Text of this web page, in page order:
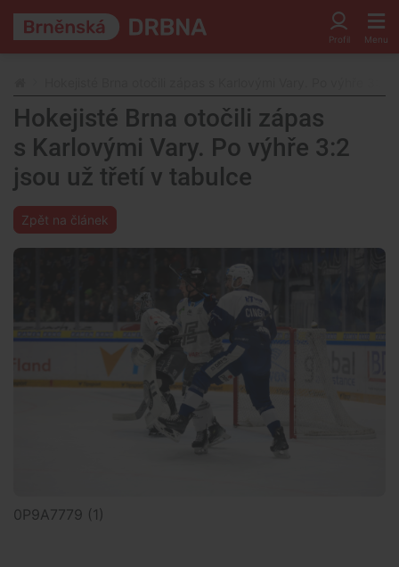
Hokejisté Brna otočili zápas
s Karlovými Vary. Po výhře 3:2
jsou už třetí v tabulce
Zpět na článek
0P9A7779 (1)